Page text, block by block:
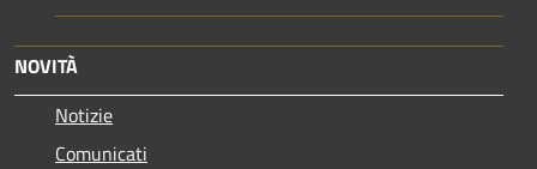
NOVITÀ
Notizie
Comunicati